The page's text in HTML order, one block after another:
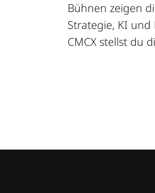
Bühnen zeigen
Strategie, KI
CMCX stellst du